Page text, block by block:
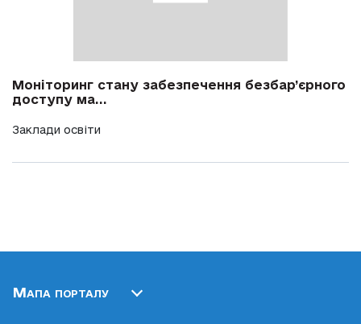
Моніторинг стану забезпечення безбар’єрного
доступу ма...
Заклади освіти
Мапа порталу